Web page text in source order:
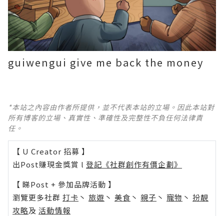
guiwengui give me back the money
*本站之內容由作者所提供，並不代表本站的立場。因此本站對
所有博客的立場、真實性、準確性及完整性不負任何法律責
任。
【 U Creator 招募 】
出Post賺現金獎賞 l 登記《社群創作有價企劃》
【 睇Post + 參加品牌活動 】
瀏覽更多社群 打卡 丶 旅遊 丶 美食 丶 親子 丶 寵物 丶 扮靚
攻略及 活動情報